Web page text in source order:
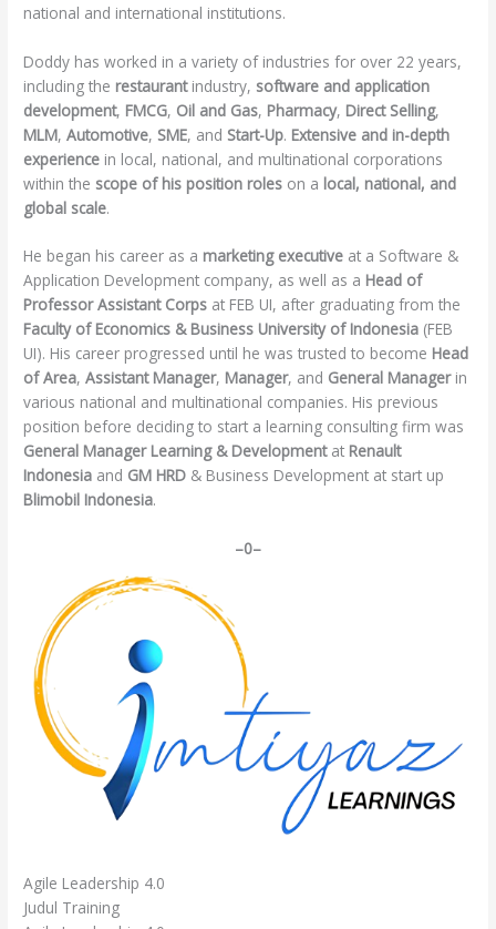
national and international institutions.
Doddy has worked in a variety of industries for over 22 years,
including the restaurant industry, software and application
development, FMCG, Oil and Gas, Pharmacy, Direct Selling,
MLM,Automotive, SME, and Start-Up. Extensive and in-depth
experience in local, national, and multinational corporations
within the scope of his position roles on a local, national, and
global scale.
He began his career as a marketing executive at a Software &
Application Development company, as well as a Head of
Professor Assistant Corps at FEB UI, after graduating from the
Faculty of Economics & Business University of Indonesia (FEB
UI). His career progressed until he was trusted to become Head
of Area,Assistant Manager, Manager, and General Manager in
various national and multinational companies. His previous
position before deciding to start a learning consulting firm was
General Manager Learning & Development at Renault
Indonesia and GM HRD & Business Development at start up
Blimobil Indonesia.
–0–
Agile Leadership 4.0
Judul Training